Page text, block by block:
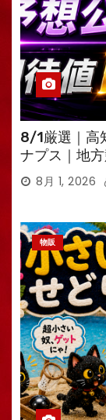
8/1厳選｜高
ナプス｜地
8月 1, 2026
物販